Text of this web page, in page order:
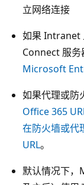
立网络连接
如果 Intranet
Connect 服务
Microsoft
如果代理或防
Office 365
在防火墙或
URL。
默认情况下